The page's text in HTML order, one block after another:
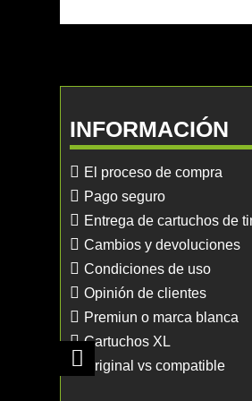
INFORMACIÓN
El proceso de compra
Pago seguro
Entrega de cartuchos de
Cambios y devoluciones
Condiciones de uso
Opinión de clientes
Premiun o marca blanca
Cartuchos XL
Original vs compatible